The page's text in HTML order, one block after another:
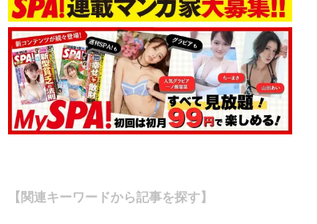
【関連キーワードから記事を探す】